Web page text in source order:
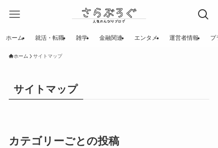
ホーム 就活・転職 雑学 金融関連 エンタメ 運営者情報 プ
ホーム サイトマップ
サイトマップ
カテゴリーごとの投稿